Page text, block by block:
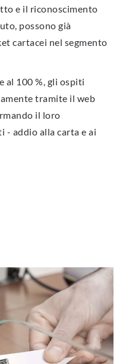
e il riconoscimento
possono già
cartacei nel segmento
al 100 %, gli ospiti
tramite il web
il loro
- addio alla carta e ai